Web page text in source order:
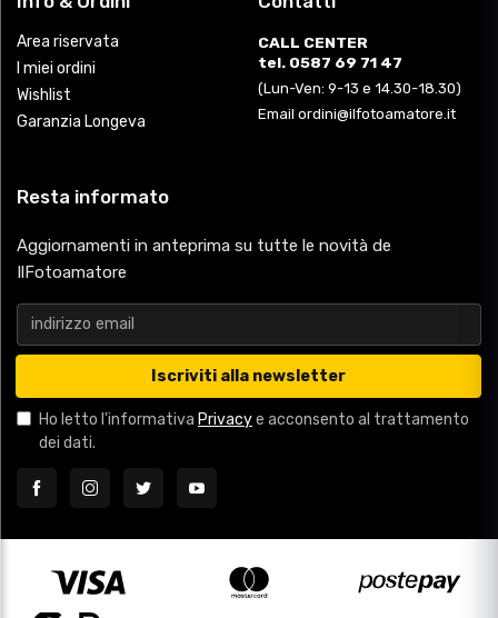
Area riservata
I miei ordini
Wishlist
Garanzia Longeva
CALL CENTER
tel. 0587 69 71 47
(Lun-Ven: 9-13 e 14.30-18.30)
Email ordini@ilfotoamatore.it
Resta informato
Aggiornamenti in anteprima su tutte le novità de
IlFotoamatore
Iscriviti alla newsletter
Ho letto l'informativa Privacye acconsento al trattamento
dei dati.